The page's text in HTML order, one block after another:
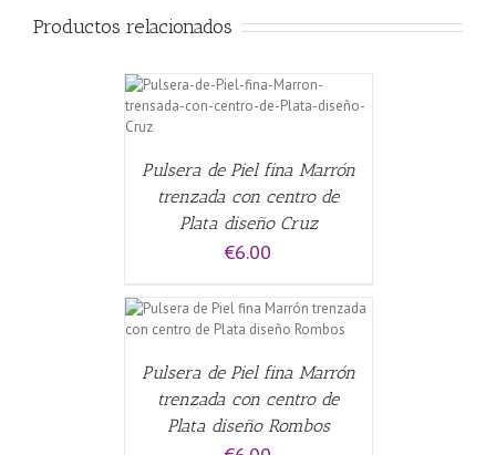
Productos relacionados
Pulsera de Piel fina Marrón
trenzada con centro de
Plata diseño Cruz
€6.00
Pulsera de Piel fina Marrón
trenzada con centro de
Plata diseño Rombos